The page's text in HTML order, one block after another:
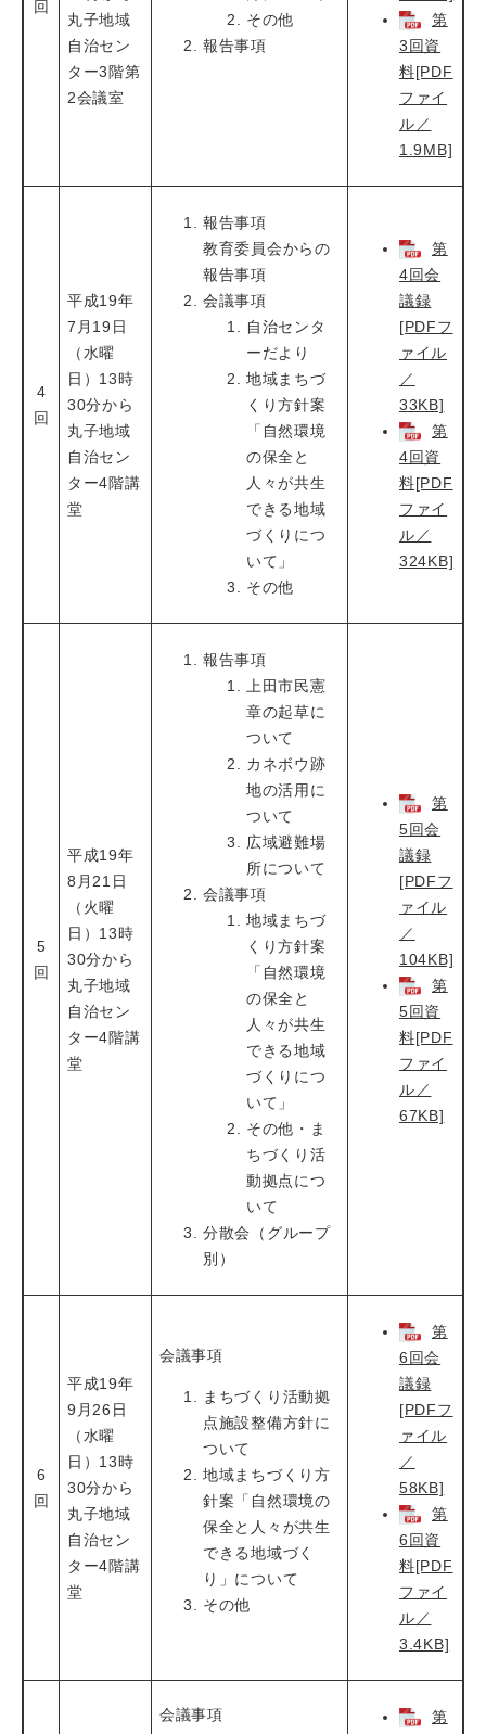
回
丸子地域
自治セン
ター3階第
2会議室
その他
報告事項
第
3回資
料[PDF
ファイ
ル／
1.9MB]
4
回
平成19年
7月19日
（水曜
日）13時
30分から
丸子地域
自治セン
ター4階講
堂
報告事項
教育委員会からの
報告事項
会議事項
自治センタ
ーだより
地域まちづ
くり方針案
「自然環境
の保全と
人々が共生
できる地域
づくりにつ
いて」
その他
第
4回会
議録
[PDFフ
ァイル
／
33KB]
第
4回資
料[PDF
ファイ
ル／
324KB]
5
回
平成19年
8月21日
（火曜
日）13時
30分から
丸子地域
自治セン
ター4階講
堂
報告事項
上田市民憲
章の起草に
ついて
カネボウ跡
地の活用に
ついて
広域避難場
所について
会議事項
地域まちづ
くり方針案
「自然環境
の保全と
人々が共生
できる地域
づくりにつ
いて」
その他・ま
ちづくり活
動拠点につ
いて
分散会（グループ
別）
第
5回会
議録
[PDFフ
ァイル
／
104KB]
第
5回資
料[PDF
ファイ
ル／
67KB]
6
回
平成19年
9月26日
（水曜
日）13時
30分から
丸子地域
自治セン
ター4階講
堂
会議事項
まちづくり活動拠
点施設整備方針に
ついて
地域まちづくり方
針案「自然環境の
保全と人々が共生
できる地域づく
り」について
その他
第
6回会
議録
[PDFフ
ァイル
／
58KB]
第
6回資
料[PDF
ファイ
ル／
3.4KB]
会議事項
第